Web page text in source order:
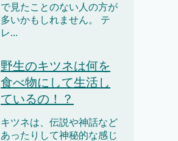
で見たことのない人の方が
多いかもしれません。 テ
レ...
野生のキツネは何を
食べ物にして生活し
ているの！？
キツネは、伝説や神話など
あったりして神秘的な感じ